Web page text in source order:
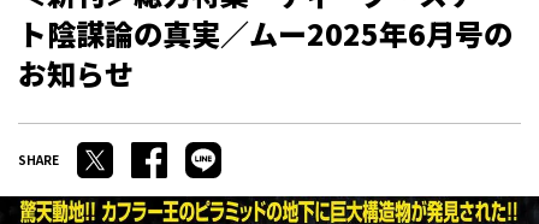
ト陰謀論の真実／ムー2025年6月号の
お知らせ